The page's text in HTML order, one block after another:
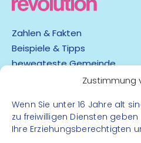
Zustimmung
Wenn Sie unter 16 Jahre alt
zu freiwilligen Diensten
Ihre Erziehungsberechtigten
Zahlen & Fakten
Beispiele & Tipps
bewegteste Gemeinde
Barrierefreiheit
Datenschutz
Impressum